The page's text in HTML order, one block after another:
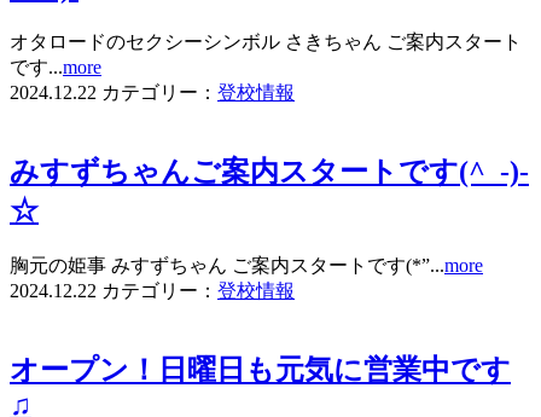
オタロードのセクシーシンボル さきちゃん ご案内スタート
です...more
2024.12.22 カテゴリー： 登校情報
みすずちゃんご案内スタートです(^_-)-
☆
胸元の姫事 みすずちゃん ご案内スタートです(*”...more
2024.12.22 カテゴリー： 登校情報
オープン！日曜日も元気に営業中です
♫